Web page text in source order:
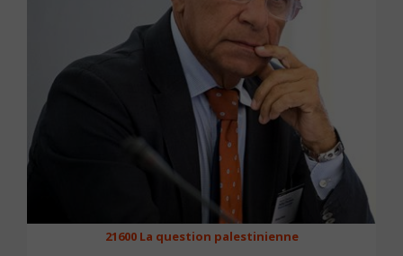
21600 La question palestinienne